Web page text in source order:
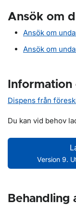
Ansök om
Ansök om
Ansök om
Dispens från
Du kan vid behov
Version 9.